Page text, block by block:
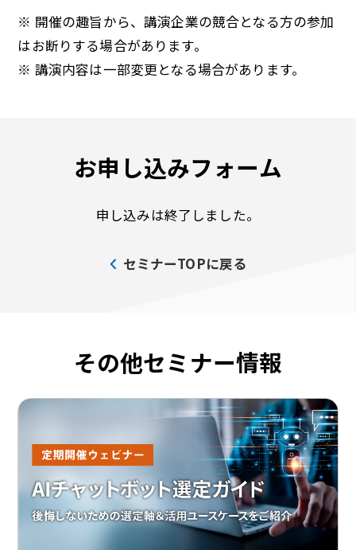
※ 開催の趣旨から、講演企業の競合となる方の参加
はお断りする場合があります。
※ 講演内容は一部変更となる場合があります。
お申し込みフォーム
申し込みは終了しました。
セミナーTOPに戻る
その他セミナー情報